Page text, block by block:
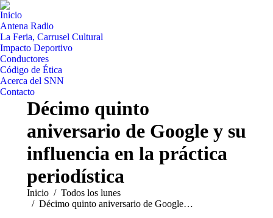
Inicio
Antena Radio
La Feria, Carrusel Cultural
Impacto Deportivo
Conductores
Código de Ética
Acerca del SNN
Contacto
Décimo quinto
aniversario de Google y su
influencia en la práctica
periodística
Estás aquí:
Inicio
Todos los lunes
Décimo quinto aniversario de Google…